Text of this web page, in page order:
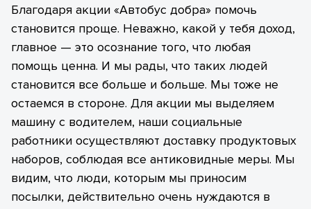
Благодаря акции «Автобус добра» помочь
становится проще. Неважно, какой у тебя доход,
главное — это осознание того, что любая
помощь ценна. И мы рады, что таких людей
становится все больше и больше. Мы тоже не
остаемся в стороне. Для акции мы выделяем
машину с водителем, наши социальные
работники осуществляют доставку продуктовых
наборов, соблюдая все антиковидные меры. Мы
видим, что люди, которым мы приносим
посылки, действительно очень нуждаются в